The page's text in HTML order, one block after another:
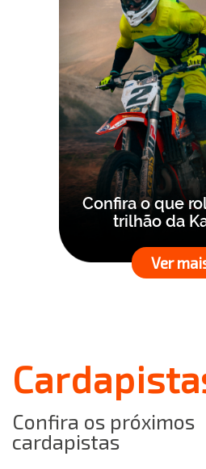
Confira o que
trilhão da
Ver
Confira os próximos
cardapistas